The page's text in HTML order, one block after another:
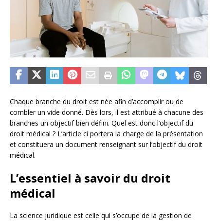
Chaque branche du droit est née afin d’accomplir ou de
combler un vide donné. Dès lors, il est attribué à chacune des
branches un objectif bien défini. Quel est donc l’objectif du
droit médical ? L’article ci portera la charge de la présentation
et constituera un document renseignant sur l’objectif du droit
médical.
L’essentiel à savoir du droit
médical
La science juridique est celle qui s’occupe de la gestion de